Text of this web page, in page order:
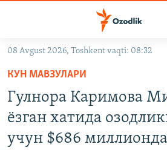
Асосий
навигацияга
ўтинг
Қидиришга
ўтинг
OZODARXIV
На русском
08 Avgust 2026, Toshkent vaqti: 08:32
КУН МАВЗУЛАРИ
Гулнора Каримова
ëзган хатида
учун $686